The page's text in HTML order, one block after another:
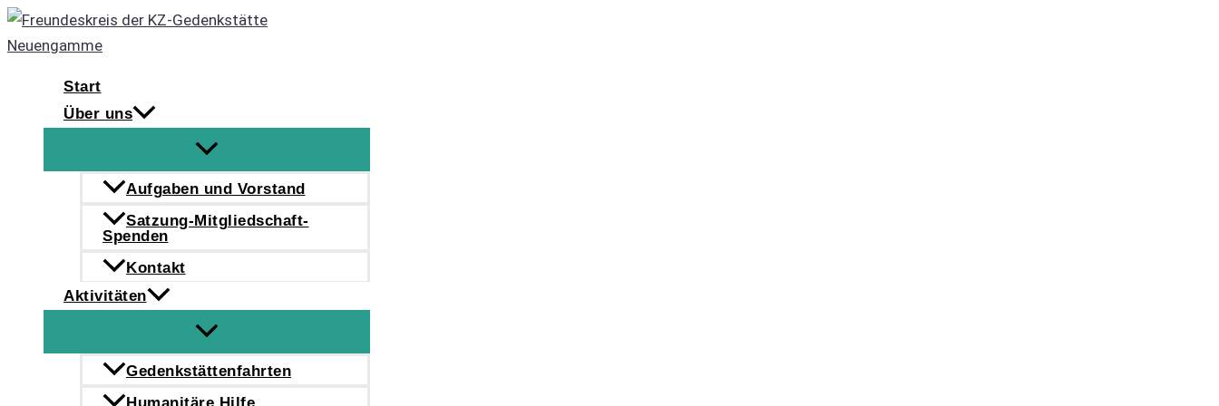
Zum
Inhalt
Start
Über uns
Aufgaben und Vorstand
Satzung-Mitgliedschaft-
Spenden
Kontakt
Aktivitäten
Gedenkstättenfahrten